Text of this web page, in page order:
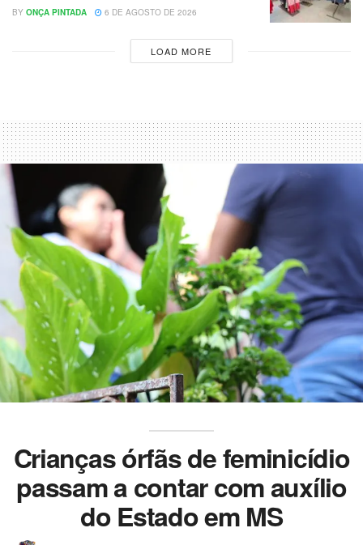
BY ONÇA PINTADA 6 DE AGOSTO DE 2026
LOAD MORE
Crianças órfãs de feminicídio
passam a contar com auxílio
do Estado em MS